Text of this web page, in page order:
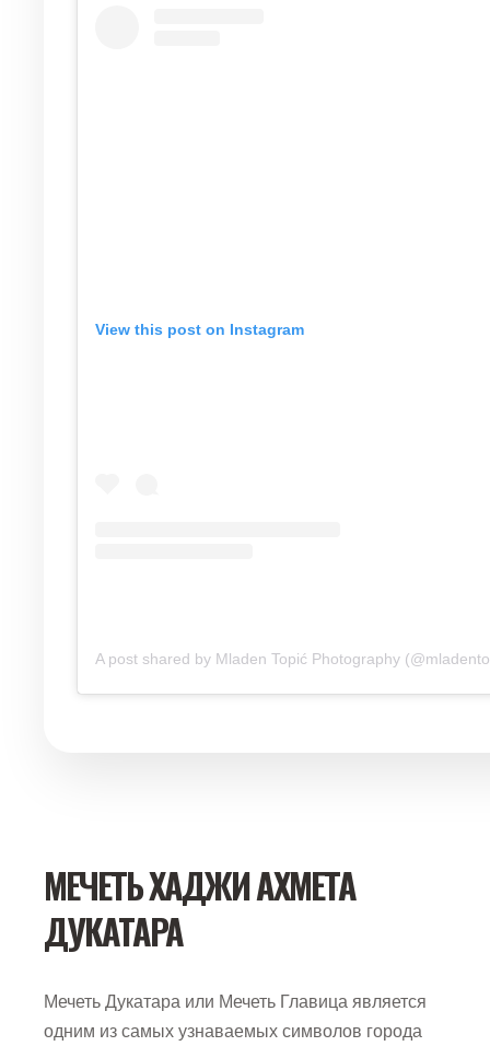
View this post on Instagram
A post shared by Mladen Topić Photography
МЕЧЕТЬ ХАДЖИ АХМЕТА
ДУКАТАРА
Мечеть Дукатара или Мечеть Главица является
одним из самых узнаваемых символов города